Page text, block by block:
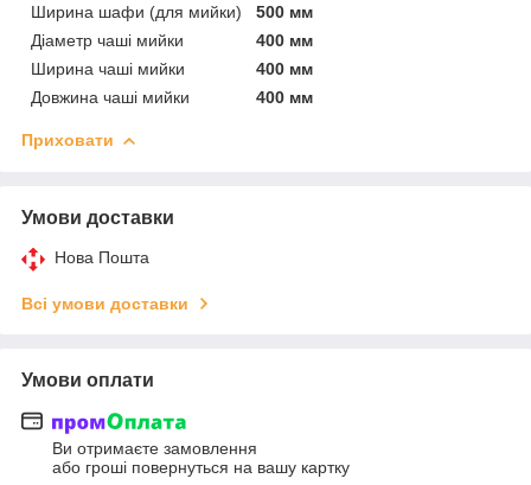
Ширина шафи (для мийки)
500 мм
Діаметр чаші мийки
400 мм
Ширина чаші мийки
400 мм
Довжина чаші мийки
400 мм
Приховати
Умови доставки
Нова Пошта
Всі умови доставки
Умови оплати
Ви отримаєте замовлення
або гроші повернуться на вашу картку